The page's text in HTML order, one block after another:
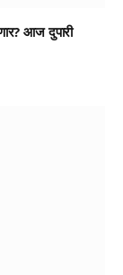
आज दुपारी